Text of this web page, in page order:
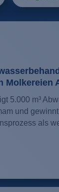
Molkereien
5.000 m³
und
als